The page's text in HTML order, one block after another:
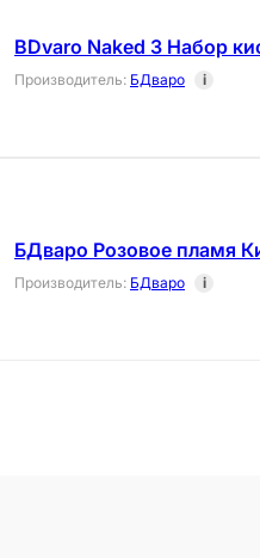
BDvaro Naked 3 Набор
Производитель: БДваро i
БДваро Розовое пламя
Производитель: БДваро i